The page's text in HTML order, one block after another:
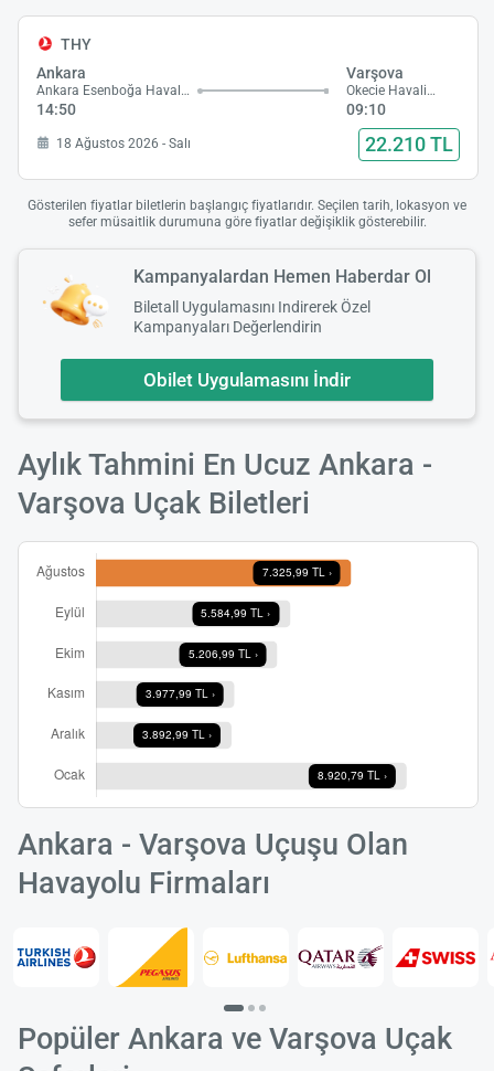
THY
Ankara
Ankara Esenboğa Havalimanı
14:50
Varşova
Okecie Havalimanı
09:10
18 Ağustos 2026 - Salı 22.210 TL
Gösterilen fiyatlar biletlerin başlangıç fiyatlarıdır. Seçilen tarih, lokasyon ve
sefer müsaitlik durumuna göre fiyatlar değişiklik gösterebilir.
Kampanyalardan Hemen Haberdar Ol
Biletall Uygulamasını Indirerek Özel
Kampanyaları Değerlendirin
Obilet Uygulamasını İndir
Aylık Tahmini En Ucuz Ankara -
Varşova Uçak Biletleri
Ankara - Varşova Uçuşu Olan
Havayolu Firmaları
Popüler Ankara ve Varşova Uçak